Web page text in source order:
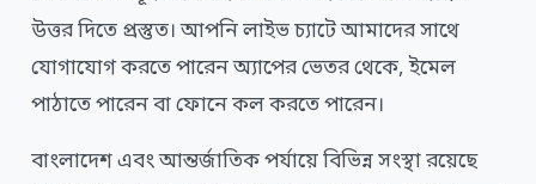
উত্তর দিতে প্রস্তুত। আপনি লাইভ চ্যাটে আমাদের সাথে
যোগাযোগ করতে পারেন অ্যাপের ভেতর থেকে, ইমেল
পাঠাতে পারেন বা ফোনে কল করতে পারেন।
বাংলাদেশ এবং আন্তর্জাতিক পর্যায়ে বিভিন্ন সংস্থা রয়েছে